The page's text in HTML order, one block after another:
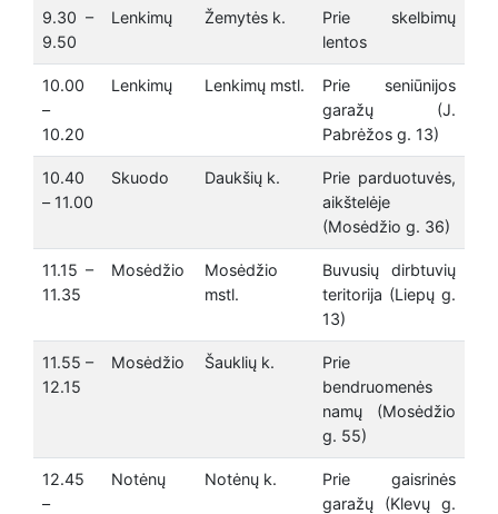
9.30 –
9.50
Lenkimų Žemytės k.
Prie skelbimų
lentos
10.00
–
10.20
Lenkimų Lenkimų mstl.
Prie seniūnijos
garažų (J.
Pabrėžos g. 13)
10.40
– 11.00
Skuodo Daukšių k.
Prie parduotuvės,
aikštelėje
(Mosėdžio g. 36)
11.15 –
11.35
Mosėdžio
Mosėdžio
mstl.
Buvusių dirbtuvių
teritorija (Liepų g.
13)
11.55 –
12.15
Mosėdžio Šauklių k.
Prie
bendruomenės
namų (Mosėdžio
g. 55)
12.45
–
Notėnų Notėnų k.
Prie gaisrinės
garažų (Klevų g.